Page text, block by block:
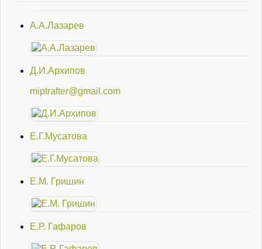
А.А.Лазарев
Д.И.Архипов
miptrafter@gmail.com
Е.Г.Мусатова
Е.М. Гришин
Е.Р. Гафаров